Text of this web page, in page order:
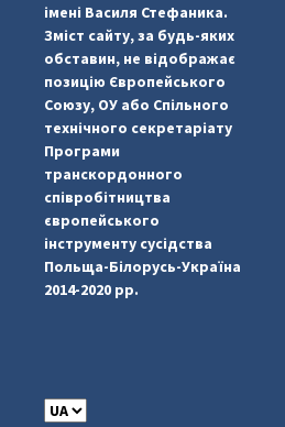
#PipIvanToday
імені Василя Стефаника.
Зміст сайту, за будь-яких
обставин, не відображає
позицію Європейського
Союзу, ОУ або Спільного
технічного секретаріату
Програми
транскордонного
співробітництва
європейського
інструменту сусідства
Польща-Білорусь-Україна
2014-2020 рр.
C